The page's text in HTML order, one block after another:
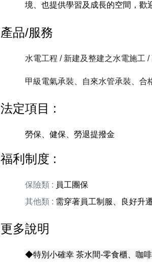
境、也提供學習及成長的空間，歡
產品/服務
水電工程 / 新建及整建之水電施工 /
甲級電氣承裝、自來水管承裝、合
法定項目 :
勞保、健保、勞退提撥金
福利制度 :
保險類 : 員工團保
其他類 : 需穿著員工制服、良好升
更多說明
◆特別小確幸 茶水間-零食櫃、咖